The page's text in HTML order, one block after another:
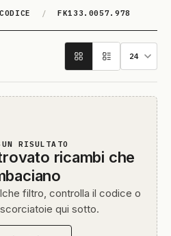
/ FK133.0057.978
RISULTATO
ricambi che
filtro, controlla il codice o
qui sotto.